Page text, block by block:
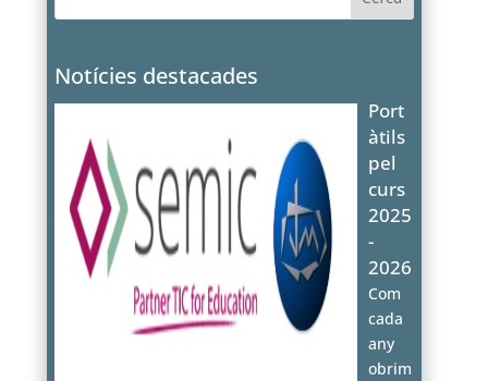
Notícies destacades
Port
àtils
pel
curs
2025
-
2026
Com
cada
any
obrim